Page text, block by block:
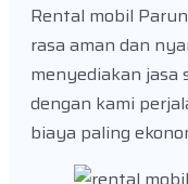
Rental mobil
rasa aman dan
menyediakan jasa
dengan kami
biaya paling